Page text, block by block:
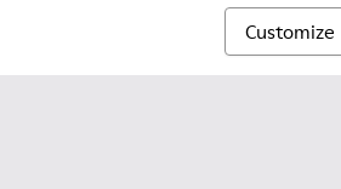
Customize